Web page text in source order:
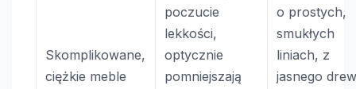
Skomplikowane,
ciężkie meble
poczucie
lekkości,
optycznie
pomniejszają
o prostych,
smukłych
liniach, z
jasnego